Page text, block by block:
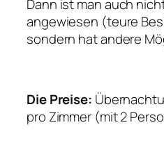
Dann ist man auch
angewiesen (teure
sondern hat andere
Die Preise:
pro Zimmer (mit 2